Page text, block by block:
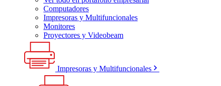
Computadores
Impresoras y Multifuncionales
Monitores
Proyectores y Videobeam
Impresoras y Multifuncionales